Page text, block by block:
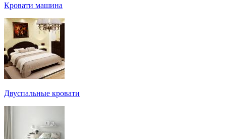
Кровати машина
Двуспальные кровати